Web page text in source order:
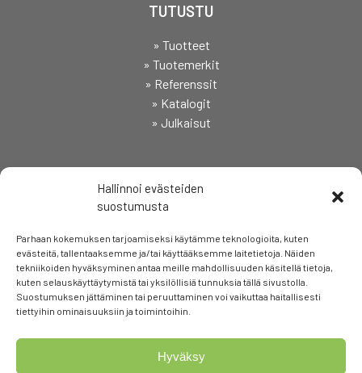
Hallinnoi evästeiden
suostumusta
Parhaan kokemuksen tarjoamiseksi käytämme teknologioita, kuten
evästeitä, tallentaaksemme ja/tai käyttääksemme laitetietoja. Näiden
tekniikoiden hyväksyminen antaa meille mahdollisuuden käsitellä tietoja,
kuten selauskäyttäytymistä tai yksilöllisiä tunnuksia tällä sivustolla.
Suostumuksen jättäminen tai peruuttaminen voi vaikuttaa haitallisesti
tiettyihin ominaisuuksiin ja toimintoihin.
Hyväksy
TUTUSTU
» Tuotteet
» Tuotemerkit
» Referenssit
» Katalogit
» Julkaisut
SEURAA